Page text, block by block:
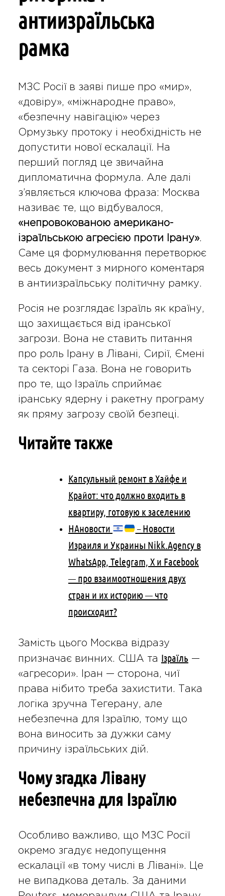
антиизраїльська
рамка
МЗС Росії в заяві пише про «мир»,
«довіру», «міжнародне право»,
«безпечну навігацію» через
Ормузьку протоку і необхідність не
допустити нової ескалації. На
перший погляд це звичайна
дипломатична формула. Але далі
з’являється ключова фраза: Москва
називає те, що відбувалося,
«непровокованою американо-
ізраїльською агресією проти Ірану».
Саме ця формулювання перетворює
весь документ з мирного коментаря
в антиизраїльську політичну рамку.
Росія не розглядає Ізраїль як країну,
що захищається від іранської
загрози. Вона не ставить питання
про роль Ірану в Лівані, Сирії, Ємені
та секторі Газа. Вона не говорить
про те, що Ізраїль сприймає
іранську ядерну і ракетну програму
як пряму загрозу своїй безпеці.
Читайте также
Капсульный ремонт в Хайфе и
Крайот: что должно входить в
квартиру, готовую к заселению
НАновости
– Новости
Израиля и Украины Nikk.Agency в
WhatsApp, Telegram, X и Facebook
— про взаимоотношения двух
стран и их историю — что
происходит?
Замість цього Москва відразу
призначає винних. США та Ізраїль —
«агресори». Іран — сторона, чиї
права нібито треба захистити. Така
логіка зручна Тегерану, але
небезпечна для Ізраїлю, тому що
вона виносить за дужки саму
причину ізраїльських дій.
Чому згадка Лівану
небезпечна для Ізраїлю
Особливо важливо, що МЗС Росії
окремо згадує недопущення
ескалації «в тому числі в Лівані». Це
не випадкова деталь. За даними